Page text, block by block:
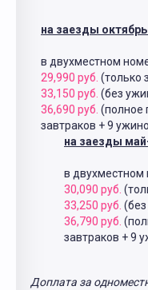
на заезды
в двухместном
29,990 руб. (только
33,150 руб. (без
36,690 руб. (полное
завтраков + 9
на заезды
в двухместном
30,090 руб.
33,250 руб.
36,790 руб.
завтраков + 9
Доплата за